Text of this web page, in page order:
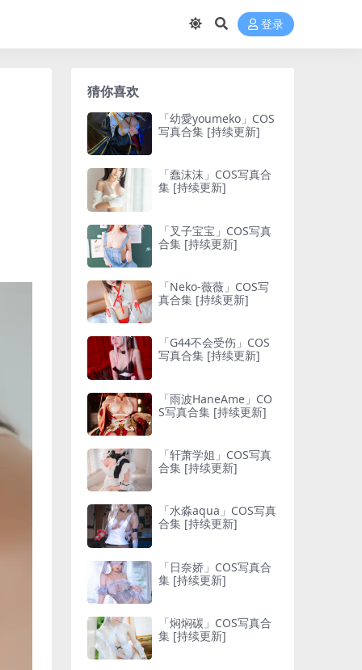
登录
猜你喜欢
「幼愛youmeko」COS
写真合集 [持续更新]
「蠢沫沫」COS写真合
集 [持续更新]
「叉子宝宝」COS写真
合集 [持续更新]
「Neko-薇薇」COS写
真合集 [持续更新]
「G44不会受伤」COS
写真合集 [持续更新]
「雨波HaneAme」CO
S写真合集 [持续更新]
「轩萧学姐」COS写真
合集 [持续更新]
「水淼aqua」COS写真
合集 [持续更新]
「日奈娇」COS写真合
集 [持续更新]
「焖焖碳」COS写真合
集 [持续更新]